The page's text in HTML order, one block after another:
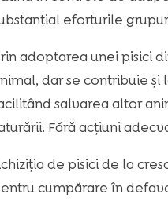
eforturile
adoptarea unei pisici
dar se contribuie
salvarea altor
Fără acțiuni
de pisici de la
cumpărare în